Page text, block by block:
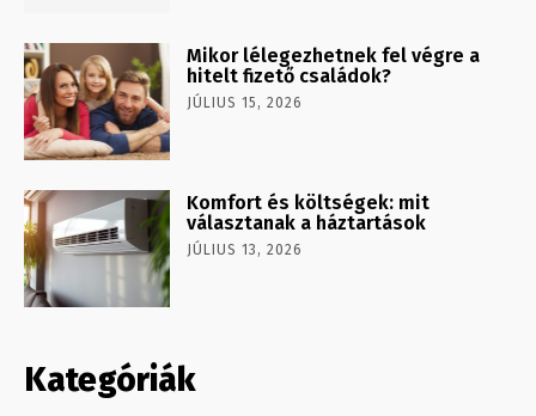
Mikor lélegezhetnek fel végre a
hitelt fizető családok?
JÚLIUS 15, 2026
Komfort és költségek: mit
választanak a háztartások
JÚLIUS 13, 2026
Kategóriák